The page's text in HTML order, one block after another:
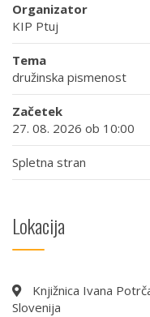
Organizator
KIP Ptuj
Tema
družinska pismenost
Začetek
27. 08. 2026 ob 10:00
Spletna stran
Lokacija
Knjižnica Ivana
Slovenija